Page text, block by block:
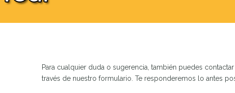
Para cualquier duda o sugerencia, también puedes
través de nuestro formulario. Te responderemos lo antes